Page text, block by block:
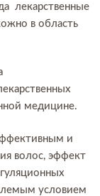
лекарственные
в область
медицине.
и
волос, эффект
условием